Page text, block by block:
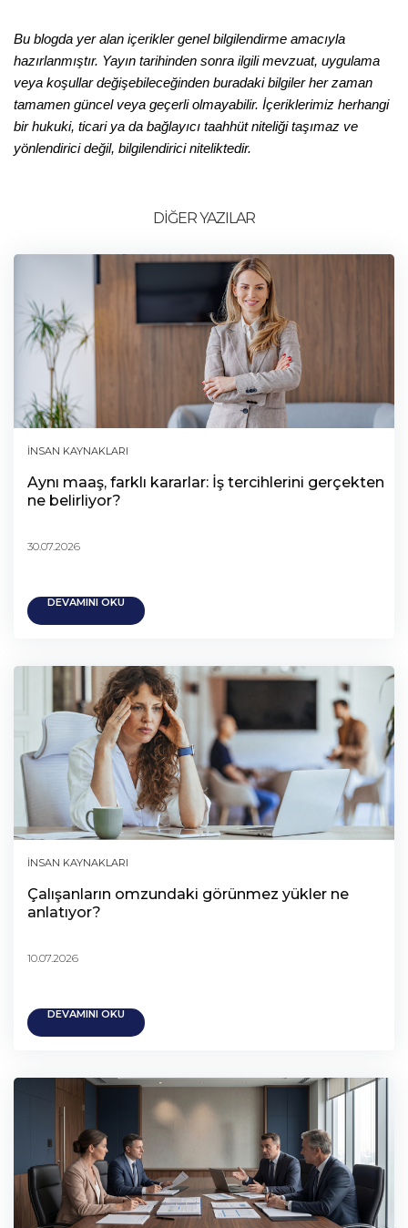
Bu blogda yer alan içerikler genel bilgilendirme amacıyla
hazırlanmıştır. Yayın tarihinden sonra ilgili mevzuat, uygulama
veya koşullar değişebileceğinden buradaki bilgiler her zaman
tamamen güncel veya geçerli olmayabilir. İçeriklerimiz herhangi
bir hukuki, ticari ya da bağlayıcı taahhüt niteliği taşımaz ve
yönlendirici değil, bilgilendirici niteliktedir.
DİĞER YAZILAR
İNSAN KAYNAKLARI
Aynı maaş, farklı kararlar: İş tercihlerini gerçekten
ne belirliyor?
30.07.2026
DEVAMINI OKU
İNSAN KAYNAKLARI
Çalışanların omzundaki görünmez yükler ne
anlatıyor?
10.07.2026
DEVAMINI OKU